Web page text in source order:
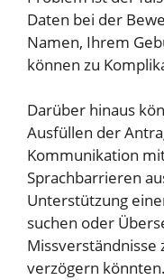
Daten bei der
Namen, Ihrem
können zu
Darüber hinaus
Ausfüllen der
Kommunikation
Sprachbarrieren
Unterstützung
suchen oder
Missverständnisse
verzögern könnten.